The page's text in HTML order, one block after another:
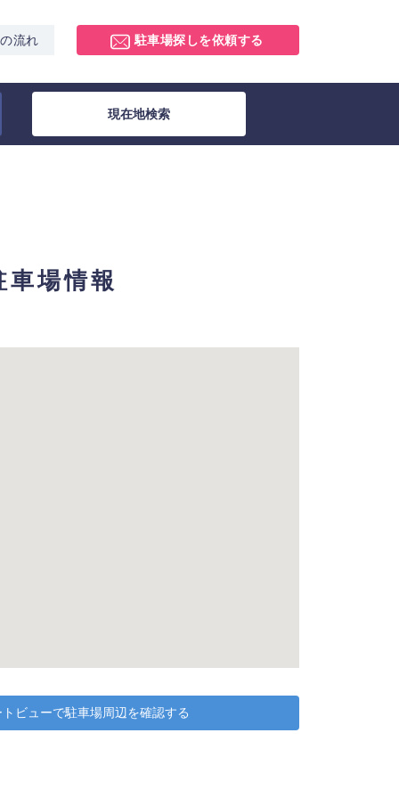
流れ 駐車場探しを依頼する
現在地検索
車場情報
ビューで駐車場周辺を確認する